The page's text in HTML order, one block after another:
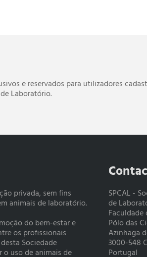
e reservados para utilizadores
Laboratório.
privada, sem fins
animais de laboratório.
do bem-estar e
os profissionais
Sociedade
uso de animais de
SPCAL -
de
Faculdade
Pólo das
Azinhaga
3000-548
Portugal